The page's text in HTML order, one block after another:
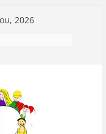
2026